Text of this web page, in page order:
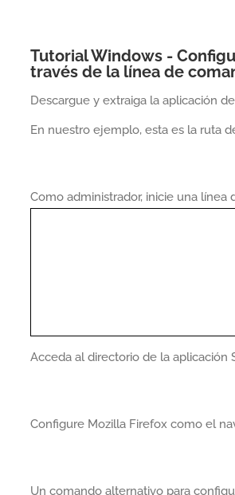
Tutorial Windows -
través de la línea de
Descargue y extraiga la aplicación
En nuestro ejemplo, esta es la ruta
Como administrador, inicie una línea
Acceda al directorio de la aplicación
Configure Mozilla Firefox como el
Un comando alternativo para